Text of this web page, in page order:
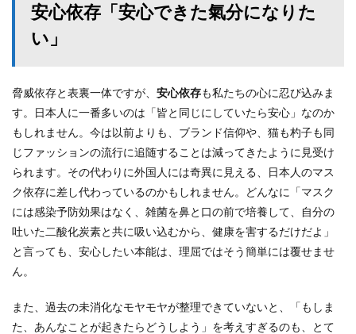
安心依存「安心できた氣分になりた
い」
脅威依存と表裏一体ですが、 安心依存も私たちの心に忍び込みま
す。日本人に一番多いのは「皆と同じにしていたら安心」なのか
もしれません。今は以前よりも、ブランド信仰や、猫も杓子も同
じファッションの流行に追随することは減ってきたように見受け
られます。その代わりに外国人には奇異に見える、日本人のマス
ク依存に差し代わっているのかもしれません。どんなに「マスク
には感染予防効果はなく、雑菌を鼻と口の前で培養して、自分の
吐いた二酸化炭素と共に吸い込むから、健康を害するだけだよ」
と言っても、安心したい本能は、理屈ではそう簡単には覆せませ
ん。
また、過去の未消化なモヤモヤが整理できていないと、「もしま
た、あんなことが起きたらどうしよう」を考えすぎるのも、とて